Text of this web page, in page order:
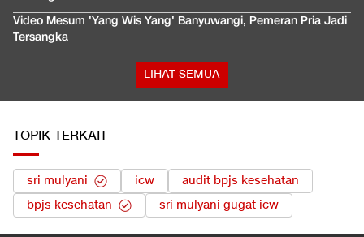
Video Mesum 'Yang Wis Yang' Banyuwangi, Pemeran Pria Jadi
Tersangka
LIHAT SEMUA
TOPIK TERKAIT
sri mulyani icw
audit bpjs kesehatan
bpjs kesehatan
sri mulyani gugat icw